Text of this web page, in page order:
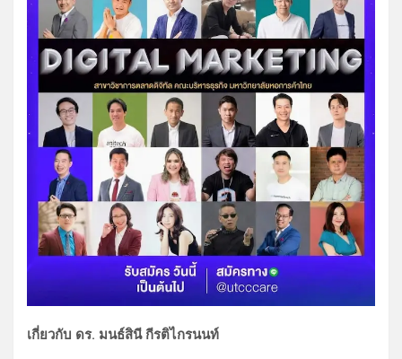
เกี่ยวกับ ดร. มนธ์สินี กีรติไกรนนท์